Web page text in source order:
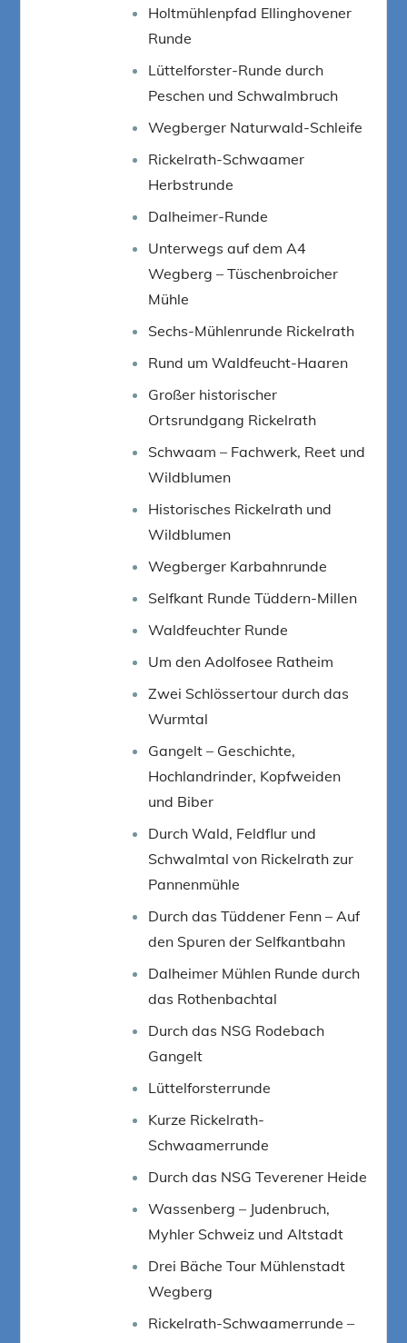
Holtmühlenpfad Ellinghovener
Runde
Lüttelforster-Runde durch
Peschen und Schwalmbruch
Wegberger Naturwald-Schleife
Rickelrath-Schwaamer
Herbstrunde
Dalheimer-Runde
Unterwegs auf dem A4
Wegberg – Tüschenbroicher
Mühle
Sechs-Mühlenrunde Rickelrath
Rund um Waldfeucht-Haaren
Großer historischer
Ortsrundgang Rickelrath
Schwaam – Fachwerk, Reet und
Wildblumen
Historisches Rickelrath und
Wildblumen
Wegberger Karbahnrunde
Selfkant Runde Tüddern-Millen
Waldfeuchter Runde
Um den Adolfosee Ratheim
Zwei Schlössertour durch das
Wurmtal
Gangelt – Geschichte,
Hochlandrinder, Kopfweiden
und Biber
Durch Wald, Feldflur und
Schwalmtal von Rickelrath zur
Pannenmühle
Durch das Tüddener Fenn – Auf
den Spuren der Selfkantbahn
Dalheimer Mühlen Runde durch
das Rothenbachtal
Durch das NSG Rodebach
Gangelt
Lüttelforsterrunde
Kurze Rickelrath-
Schwaamerrunde
Durch das NSG Teverener Heide
Wassenberg – Judenbruch,
Myhler Schweiz und Altstadt
Drei Bäche Tour Mühlenstadt
Wegberg
Rickelrath-Schwaamerrunde –